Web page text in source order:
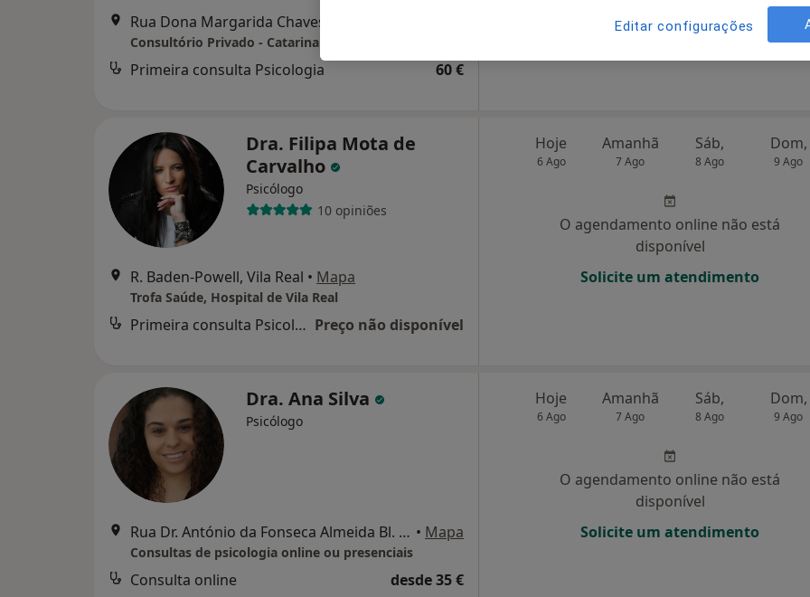
Rua Dona Margarida Chaves 55, Vila Real
Primeira consulta Psicologia 60 €
Solicite um atendimento
Dra. Filipa Mota de
Carvalho
Psicólogo
10 opiniões
R. Baden-Powell, Vila Real • Mapa
Trofa Saúde, Hospital de Vila Real
Primeira consulta Psicologia Preço não disponível
Hoje
6 Ago
Amanhã
7 Ago
Sáb,
8 Ago
Dom,
9 Ago
O agendamento online não está
disponível
Solicite um atendimento
Dra. Ana Silva
Psicólogo
Rua Dr. António da Fonseca Almeida Bl. 3, R/c drto, Peso Da Régua • Mapa
Consultas de psicologia online ou presenciais
Consulta online desde 35 €
Hoje
6 Ago
Amanhã
7 Ago
Sáb,
8 Ago
Dom,
9 Ago
O agendamento online não está
disponível
Solicite um atendimento
Editar configurações